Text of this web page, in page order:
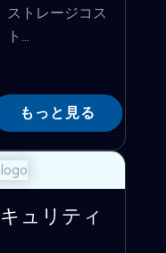
ストレージコス
ト...
もっと見る
ュリティ